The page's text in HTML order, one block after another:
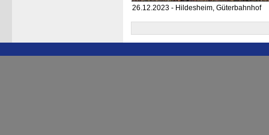
26.12.2023 - Hildesheim, Güterbahnhof